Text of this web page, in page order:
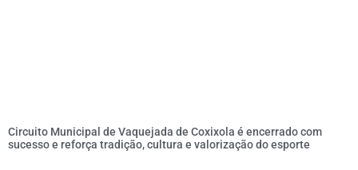
Circuito Municipal de Vaquejada de Coxixola é encerrado com
sucesso e reforça tradição, cultura e valorização do esporte